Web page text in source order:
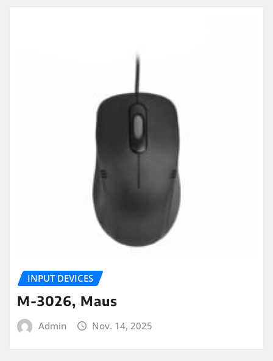
INPUT DEVICES
M-3026, Maus
Admin Nov. 14, 2025